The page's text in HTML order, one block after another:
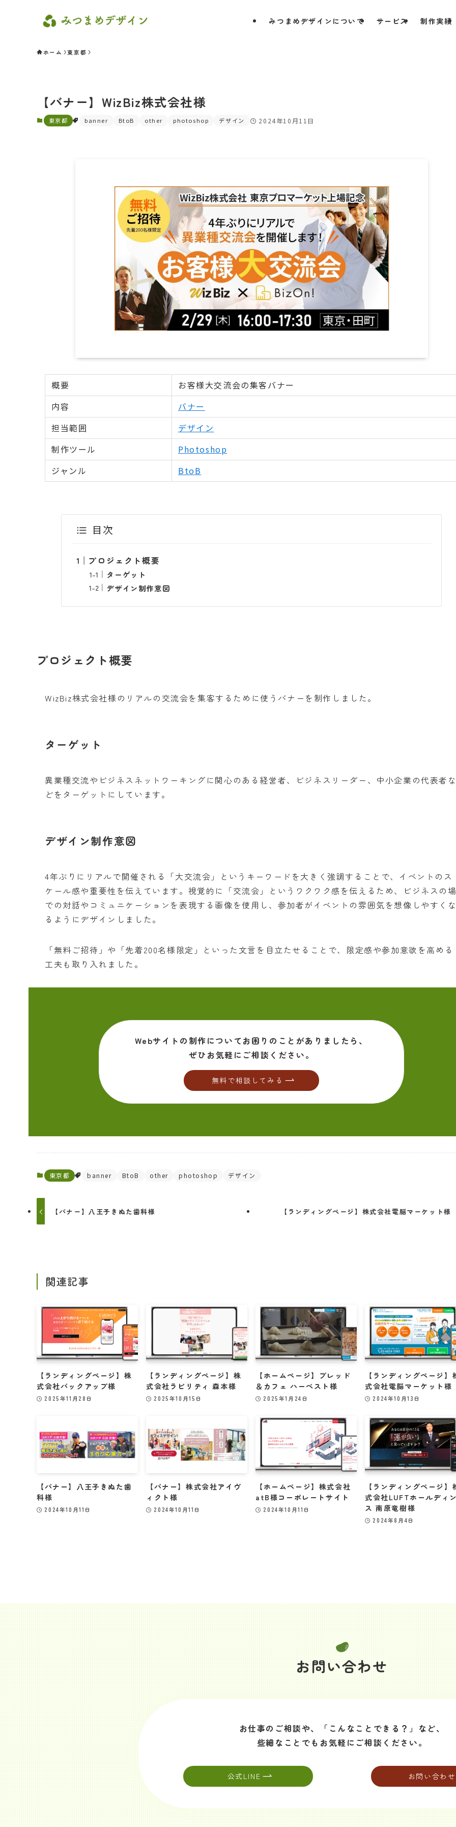
みつまめデザインについて サービス 制作実績
ホーム 東京都
【バナー】WizBiz株式会社様
東京都 banner BtoB other photoshop デザイン 2024年10月11日
概要
お客様大交流会の集客バナー
内容
バナー
担当範囲
デザイン
制作ツール
Photoshop
ジャンル
BtoB
目次
プロジェクト概要
ターゲット
デザイン制作意図
プロジェクト概要
WizBiz株式会社様のリアルの交流会を集客するために使うバナーを制作しました。
ターゲット
異業種交流やビジネスネットワーキングに関心のある経営者、ビジネスリーダー、中小企業の代表者な
どをターゲットにしています。
デザイン制作意図
4年ぶりにリアルで開催される「大交流会」というキーワードを大きく強調することで、イベントのス
ケール感や重要性を伝えています。視覚的に「交流会」というワクワク感を伝えるため、ビジネスの場
での対話やコミュニケーションを表現する画像を使用し、参加者がイベントの雰囲気を想像しやすくな
るようにデザインしました。
「無料ご招待」や「先着200名様限定」といった文言を目立たせることで、限定感や参加意欲を高める
工夫も取り入れました。
Webサイトの制作について お困りのことがありましたら、
ぜひお気軽にご相談ください。
無料で相談してみる
東京都 banner BtoB other photoshop デザイン
【バナー】八王子きぬた歯科様 【ランディングページ】株式会社電脳マーケット様
関連記事
【ランディングページ】株
式会社バックアップ様
2025年11月28日
【ランディングページ】株
式会社ラビリティ 森本様
2025年10月15日
【ホームページ】ブレッド
＆カフェ ハーベスト様
2025年1月24日
【ランディングページ】
式会社電脳マーケット様
2024年10月13日
【バナー】八王子きぬた歯
科様
2024年10月11日
【バナー】株式会社アイヴ
ィクト様
2024年10月11日
【ホームページ】株式会社
atB様コーポレートサイト
2024年10月11日
【ランディングページ】
式会社LUFTホールディ
ス 南原竜樹様
2024年8月4日
お問い合わせ
お仕事のご相談や、
「こんなことできる？」など、
些細なことでも お気軽にご相談ください。
公式LINE お問い合わせ